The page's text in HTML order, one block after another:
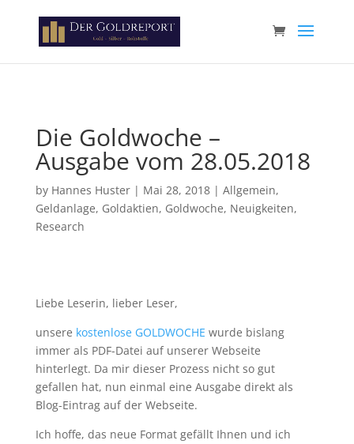
Die Goldwoche –
Ausgabe vom 28.05.2018
by Hannes Huster| Mai 28, 2018| Allgemein,
Geldanlage, Goldaktien, Goldwoche, Neuigkeiten,
Research
Liebe Leserin, lieber Leser,
unsere kostenlose GOLDWOCHE wurde bislang
immer als PDF-Datei auf unserer Webseite
hinterlegt. Da mir dieser Prozess nicht so gut
gefallen hat, nun einmal eine Ausgabe direkt als
Blog-Eintrag auf der Webseite.
Ich hoffe, das neue Format gefällt Ihnen und ich